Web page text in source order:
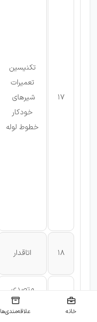
17
تکنیسین
تعمیرات
شیرهای
خودكار
خطوط لوله
18 اتاقدار
متصدی
انبار
خانه علاقه‌مندی‌ها